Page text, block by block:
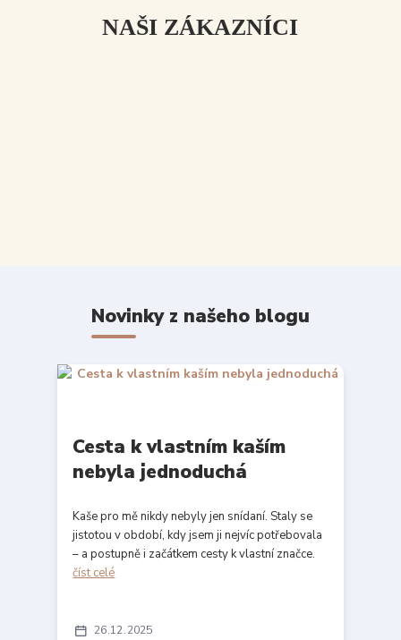
NAŠI ZÁKAZNÍCI
Novinky z našeho blogu
26 12 2025
Cesta k vlastním kaším
nebyla jednoduchá
Kaše pro mě nikdy nebyly jen snídaní. Staly se
jistotou v období, kdy jsem ji nejvíc potřebovala
– a postupně i začátkem cesty k vlastní značce.
číst celé